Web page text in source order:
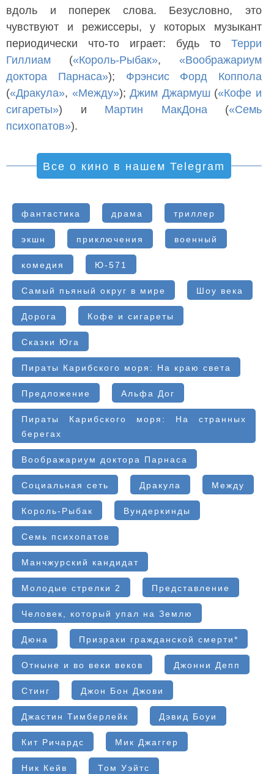
вдоль и поперек слова. Безусловно, это
чувствуют и режиссеры, у которых музыкант
периодически что-то играет: будь то Терри
Гиллиам («Король-Рыбак», «Воображариум
доктора Парнаса»); Фрэнсис Форд Коппола
(«Дракула», «Между»);Джим Джармуш(«Кофе и
сигареты») и Мартин МакДона(«Семь
психопатов»).
Все о кино в нашем Telegram
фантастика драма триллер
экшн приключения военный
комедия Ю-571
Самый пьяный округ в мире Шоу века
Дорога Кофе и сигареты
Сказки Юга
Пираты Карибского моря: На краю света
Предложение Альфа Дог
Пираты Карибского моря: На странных
берегах
Воображариум доктора Парнаса
Социальная сеть Дракула Между
Король-Рыбак Вундеркинды
Семь психопатов
Манчжурский кандидат
Молодые стрелки 2 Представление
Человек, который упал на Землю
Дюна Призраки гражданской смерти*
Отныне и во веки веков Джонни Депп
Стинг Джон Бон Джови
Джастин Тимберлейк Дэвид Боуи
Кит Ричардс Мик Джаггер
Ник Кейв Том Уэйтс